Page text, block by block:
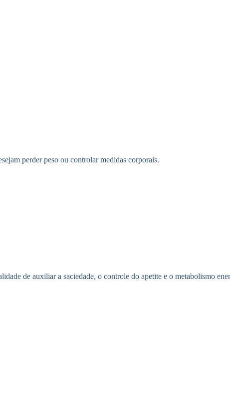
perder peso ou controlar medidas corporais.
de auxiliar a saciedade, o controle do apetite e o metabolismo